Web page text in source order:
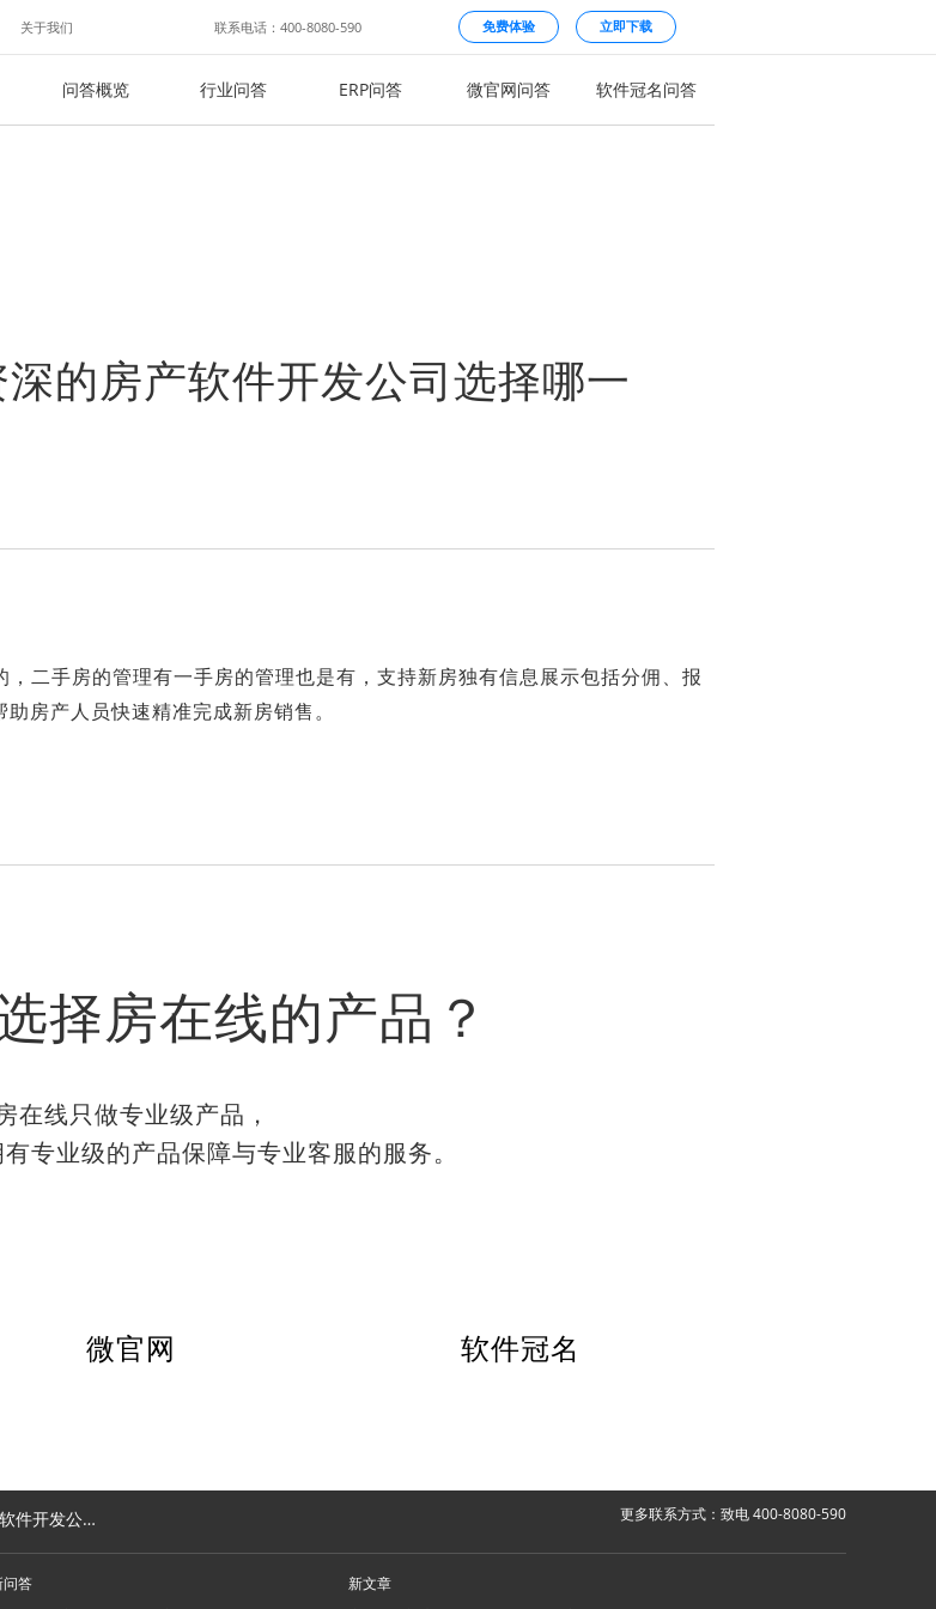
关于我们 联系电话：400-8080-590 免费体验 立即下载
问答概览 行业问答 ERP问答 微官网问答 软件冠名问答
的房产软件开发公司选择哪一
，二手房的管理有一手房的管理也是有，支持新房独有信息展示包括分佣、报
房产人员快速精准完成新房销售。
择房在线的产品？
在线只做专业级产品，
专业级的产品保障与专业客服的服务。
微官网 软件冠名
选择哪一个？ 更多联系方式：致电 400-8080-590
问答
新文章